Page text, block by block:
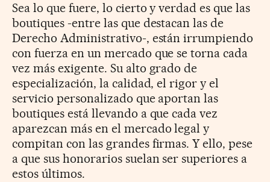
Sea lo que fuere, lo cierto y verdad es que las
boutiques -entre las que destacan las de
Derecho Administrativo-, están irrumpiendo
con fuerza en un mercado que se torna cada
vez más exigente. Su alto grado de
especialización, la calidad, el rigor y el
servicio personalizado que aportan las
boutiques está llevando a que cada vez
aparezcan más en el mercado legal y
compitan con las grandes firmas. Y ello, pese
a que sus honorarios suelan ser superiores a
estos últimos.